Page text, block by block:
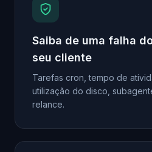
Saiba de uma falha
seu cliente
Tarefas cron, tempo de
utilização do disco,
relance.